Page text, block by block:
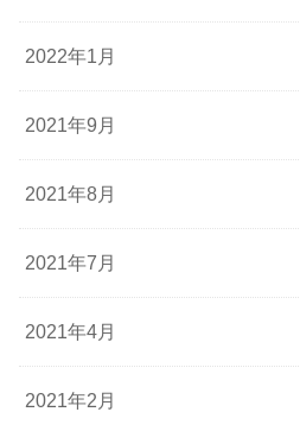
2022年1月
2021年9月
2021年8月
2021年7月
2021年4月
2021年2月